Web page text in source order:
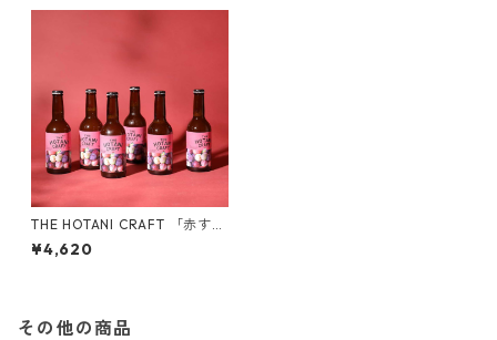
THE HOTANI CRAFT 「赤すも
も」-AKA SUMOMO 330ml
（6本セット）
¥4,620
その他の商品